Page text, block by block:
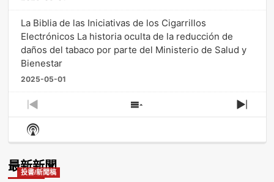
La Biblia de las Iniciativas de los Cigarrillos
Electrónicos La historia oculta de la reducción de
daños del tabaco por parte del Ministerio de Salud y
Bienestar
2025-05-01
Previous
Episode
Show
Episodes
Next
Show
Podcast
最新新聞
投書/新聞稿